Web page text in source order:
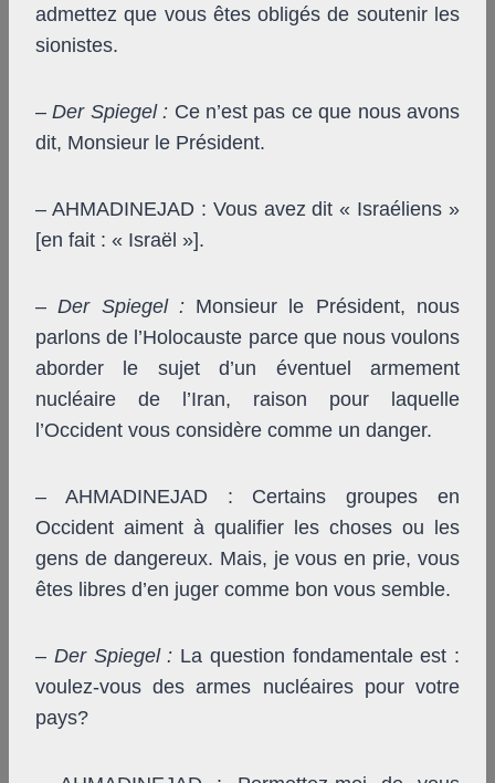
admettez que vous êtes obligés de soutenir les
sionistes.
–Der Spiegel : Ce n’est pas ce que nous avons
dit, Monsieur le Président.
– AHMADINEJAD : Vous avez dit « Israéliens »
[en fait : « Israël »].
–Der Spiegel :Monsieur le Président, nous
parlons de l’Holocauste parce que nous voulons
aborder le sujet d’un éventuel armement
nucléaire de l’Iran, raison pour laquelle
l’Occident vous considère comme un danger.
– AHMADINEJAD : Certains groupes en
Occident aiment à qualifier les choses ou les
gens de dangereux. Mais, je vous en prie, vous
êtes libres d’en juger comme bon vous semble.
– Der Spiegel : La question fondamentale est :
voulez-vous des armes nucléaires pour votre
pays?